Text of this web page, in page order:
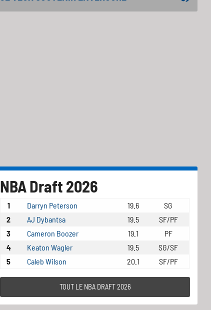
NBA Draft 2026
1 Darryn Peterson 19.6
SG
2
AJ Dybantsa 19.5
SF/PF
3
Cameron Boozer 19.1
PF
4
Keaton Wagler 19.5
SG/SF
5
Caleb Wilson 20.1 SF/PF
TOUT LE NBA DRAFT 2026